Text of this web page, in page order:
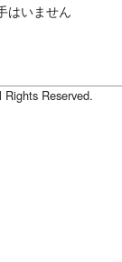
はいません
Reserved.